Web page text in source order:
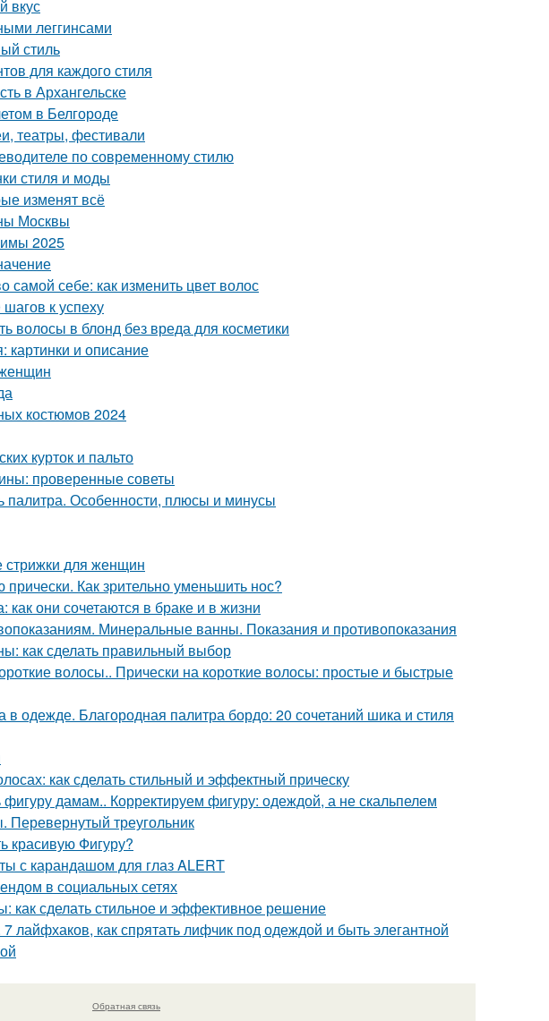
вкус
леггинсами
стиль
для каждого стиля
в Архангельске
в Белгороде
театры, фестивали
по современному стилю
стиля и моды
изменят всё
Москвы
2025
себе: как изменить цвет волос
к успеху
волосы в блонд без вреда для косметики
и описание
костюмов 2024
курток и пальто
проверенные советы
Особенности, плюсы и минусы
стрижки для женщин
Как зрительно уменьшить нос?
они сочетаются в браке и в жизни
Минеральные ванны. Показания и противопоказания
как сделать правильный выбор
волосы.. Прически на короткие волосы: простые и быстрые
одежде. Благородная палитра бордо: 20 сочетаний шика и стиля
как сделать стильный и эффектный прическу
дамам.. Корректируем фигуру: одеждой, а не скальпелем
треугольник
красивую Фигуру?
с карандашом для глаз ALERT
в социальных сетях
как сделать стильное и эффективное решение
лайфхаков, как спрятать лифчик под одеждой и быть элегантной
Обратная связь